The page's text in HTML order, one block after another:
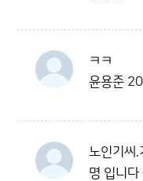
ㅋㅋ
윤용준
노인기씨.
명 입니다